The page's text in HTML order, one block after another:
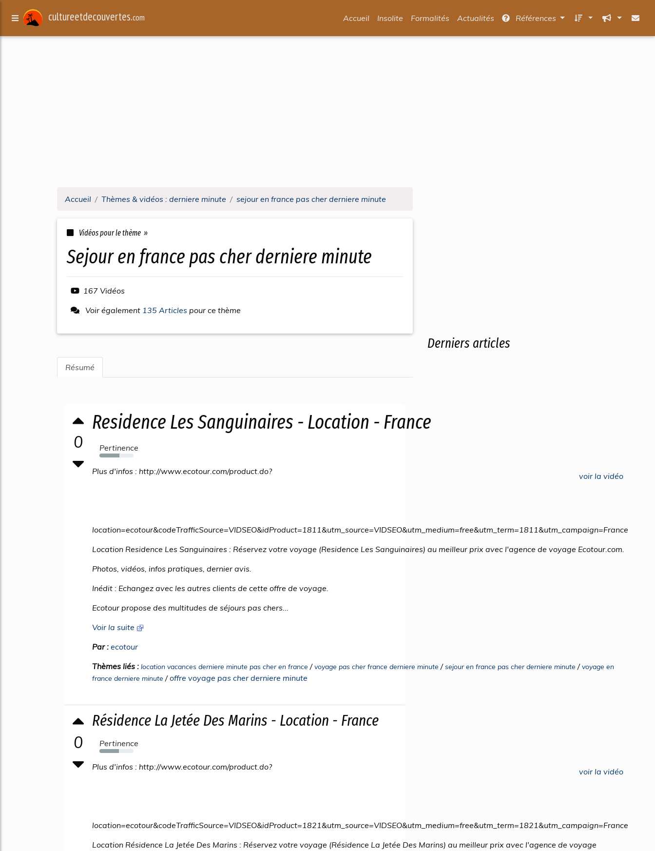
cultureetdecouvertes.com Accueil Insolite Formalités Actualités Références
Accueil Thèmes & vidéos : derniere minute sejour en france pas cher derniere minute
Vidéos pour le thème »
sejour en france pas cher derniere minute
167 Vidéos
Voir également 135 Articles pour ce thème
Résumé
0
Residence Les Sanguinaires - Location - France
Pertinence
59%
voir la vidéo
Plus d'infos : http://www.ecotour.com/product.do?
location=ecotour&codeTrafficSource=VIDSEO&idProduct=1811&utm_source=VIDSEO&utm_medium=free&utm_term=1811&utm_campaign=France
Location Residence Les Sanguinaires : Réservez votre voyage (Residence Les Sanguinaires) au meilleur prix avec l'agence de voyage Ecotour.com.
Photos, vidéos, infos pratiques, dernier avis.
Inédit : Echangez avec les autres clients de cette offre de voyage.
Ecotour propose des multitudes de séjours pas chers...
Voir la suite
Par : ecotour
Thèmes liés : location vacances derniere minute pas cher en france /voyage pas cher france derniere minute /sejour en france pas cher derniere minute /voyage en
france derniere minute /offre voyage pas cher derniere minute
0
Résidence La Jetée Des Marins - Location - France
Pertinence
57%
voir la vidéo
Plus d'infos : http://www.ecotour.com/product.do?
location=ecotour&codeTrafficSource=VIDSEO&idProduct=1821&utm_source=VIDSEO&utm_medium=free&utm_term=1821&utm_campaign=France
Location Résidence La Jetée Des Marins : Réservez votre voyage (Résidence La Jetée Des Marins) au meilleur prix avec l'agence de voyage
Derniers articles